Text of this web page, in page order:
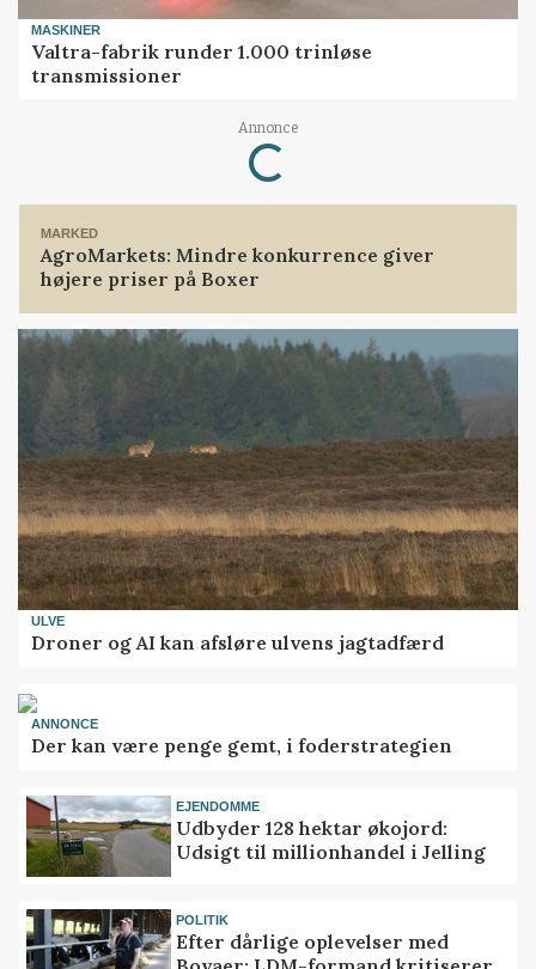
MASKINER
Valtra-fabrik runder 1.000 trinløse
transmissioner
Annonce
Loading...
MARKED
AgroMarkets: Mindre konkurrence giver
højere priser på Boxer
ULVE
Droner og AI kan afsløre ulvens jagtadfærd
ANNONCE
Der kan være penge gemt, i foderstrategien
EJENDOMME
Udbyder 128 hektar økojord:
Udsigt til millionhandel i Jelling
POLITIK
Efter dårlige oplevelser med